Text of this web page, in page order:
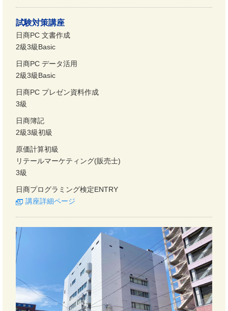
試験対策講座
日商PC 文書作成
2級3級Basic
日商PC データ活用
2級3級Basic
日商PC プレゼン資料作成
3級
日商簿記
2級3級初級
原価計算初級
リテールマーケティング(販売士)
3級
日商プログラミング検定ENTRY
講座詳細ページ